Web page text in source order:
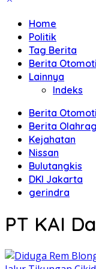
Home
Politik
Tag Berita
Berita
Lainnya
Indeks
Berita
Berita
Kejahatan
Nissan
Bulutangkis
DKI Jakarta
gerindra
PT KAI